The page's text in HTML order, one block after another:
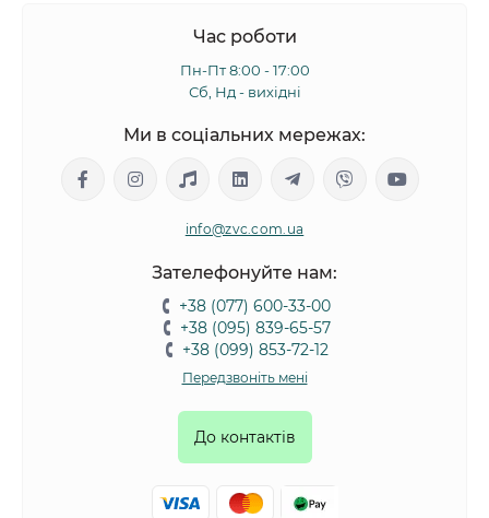
Час роботи
Пн-Пт 8:00 - 17:00
Сб, Нд - вихідні
Ми в соціальних мережах:
info@zvc.com.ua
Зателефонуйте нам:
+38 (077) 600-33-00
+38 (095) 839-65-57
+38 (099) 853-72-12
Передзвоніть мені
До контактів